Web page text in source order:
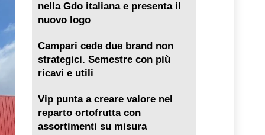
nella Gdo italiana e presenta il
nuovo logo
Campari cede due brand non
strategici. Semestre con più
ricavi e utili
Vip punta a creare valore nel
reparto ortofrutta con
assortimenti su misura